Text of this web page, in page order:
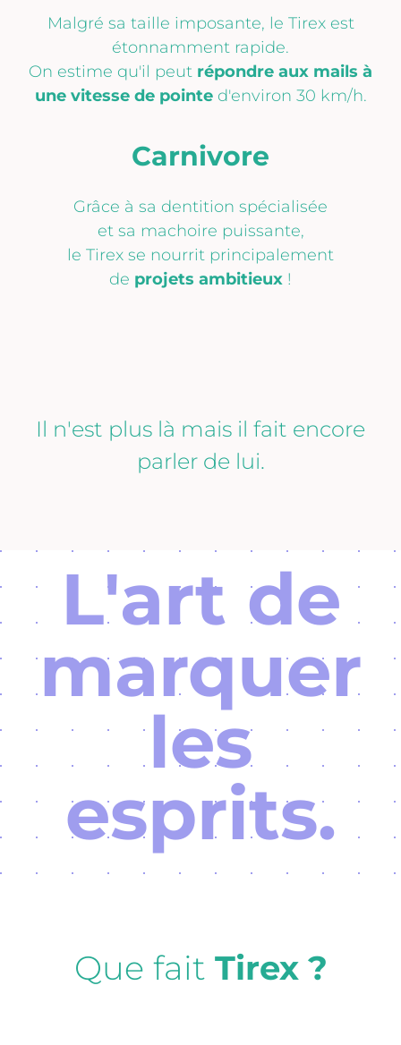
Malgré sa taille imposante, le Tirex est
étonnamment rapide.
On estime qu'il peut répondre aux mails à
une vitesse de pointed'environ 30 km/h.
Carnivore
Grâce à sa dentition spécialisée
et sa machoire puissante,
le Tirex se nourrit principalement
de projets ambitieux !
Il n'est plus là mais il fait encore
parler de lui.
L'art de
marquer
les
esprits.
Que fait Tirex ?